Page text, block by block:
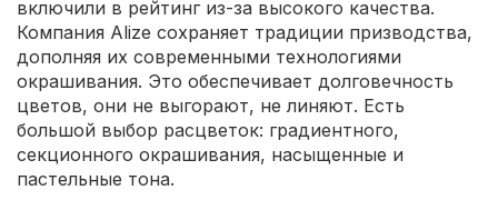
включили в рейтинг из-за высокого качества.
Компания Alize сохраняет традиции призводства,
дополняя их современными технологиями
окрашивания. Это обеспечивает долговечность
цветов, они не выгорают, не линяют. Есть
большой выбор расцветок: градиентного,
секционного окрашивания, насыщенные и
пастельные тона.